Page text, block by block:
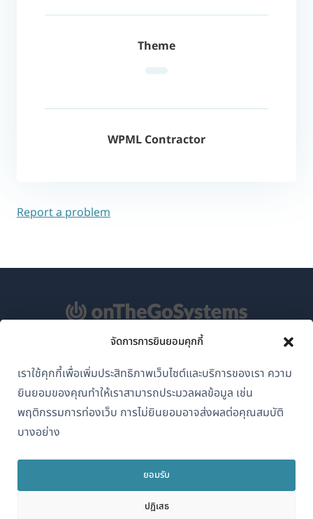
จัดการการยินยอมคุกกี้
เราใช้คุกกี้เพื่อเพิ่มประสิทธิภาพเว็บไซต์และบริการของเรา ความ
ยินยอมของคุณทำให้เราสามารถประมวลผลข้อมูล เช่น
พฤติกรรมการท่องเว็บ การไม่ยินยอมอาจส่งผลต่อคุณสมบัติ
บางอย่าง
ยอมรับ
ปฏิเสธ
Theme
WPML Contractor
Report a problem
ไทย
GDPR และนโยบายความเป็นส่วนตัว
เข้าร่วมทีมของเรา(เปิด
ใน
หน้าต่าง
ใหม่)
ใน
หน้าต่าง
ใหม่)
ใน
ใหม่)